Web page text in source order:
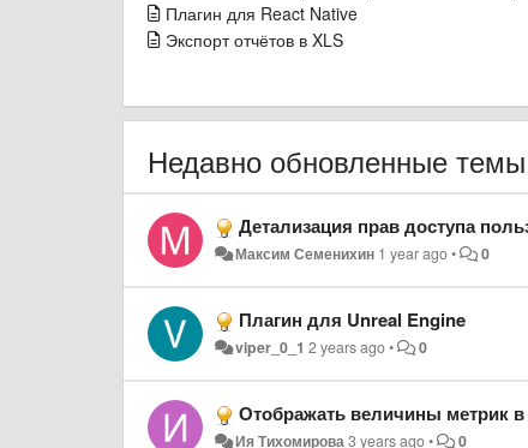
Плагин для React Native
Экспорт отчётов в XLS
Недавно обновленные темы
Детализация прав доступа
Максим Семенихин 1 year ago• 0
Плагин для Unreal Engine
viper_0_1 2 years ago• 0
Отображать величины метрик
Ия Тихомирова3 years ago• 0